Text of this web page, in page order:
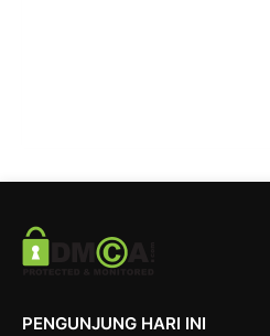
PENGUNJUNG HARI INI